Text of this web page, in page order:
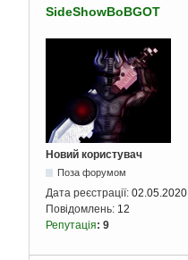
SideShowBoBGOT
Новий користувач
Поза форумом
Дата реєстрації: 02.05.2020
Повідомлень: 12
Репутація: 9